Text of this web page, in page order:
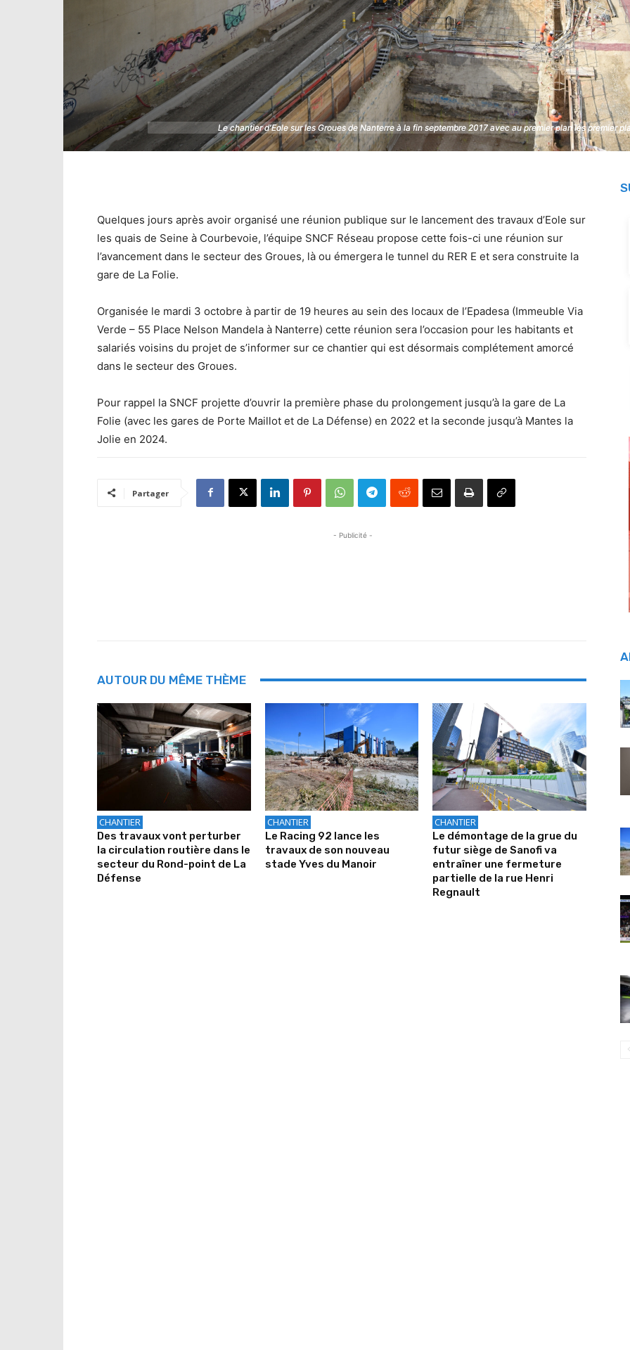
Le chantier d'Eole sur les Groues de Nanterre à la fin septembre 2017 avec au premier plan les premier
Le chantier d'Eole sur les Groues de Nanterre à la fin septembre 2017 avec au premier plan les premier
Quelques jours après avoir organisé une réunion publique sur le lancement des travaux d’Eole sur
les quais de Seine à Courbevoie, l’équipe SNCF Réseau propose cette fois-ci une réunion sur
l’avancement dans le secteur des Groues, là ou émergera le tunnel du RER E et sera construite la
gare de La Folie.
Organisée le mardi 3 octobre à partir de 19 heures au sein des locaux de l’Epadesa (Immeuble Via
Verde – 55 Place Nelson Mandela à Nanterre) cette réunion sera l’occasion pour les habitants et
salariés voisins du projet de s’informer sur ce chantier qui est désormais complétement amorcé
dans le secteur des Groues.
Pour rappel la SNCF projette d’ouvrir la première phase du prolongement jusqu’à la gare de La
Folie (avec les gares de Porte Maillot et de La Défense) en 2022 et la seconde jusqu’à Mantes la
Jolie en 2024.
Partager
- Publicité -
AUTOUR DU MÊME THÈME
CHANTIER
Des travaux vont perturber
la circulation routière dans le
secteur du Rond-point de La
Défense
CHANTIER
Le Racing 92 lance les
travaux de son nouveau
stade Yves du Manoir
CHANTIER
Le démontage de la grue du
futur siège de Sanofi va
entraîner une fermeture
partielle de la rue Henri
Regnault